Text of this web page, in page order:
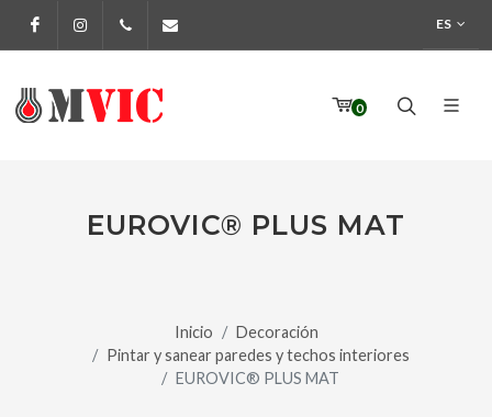
FacebookInstagram972 170 160 ES
0
EUROVIC® PLUS MAT
Inicio
Decoración
Pintar y sanear paredes y techos interiores
EUROVIC® PLUS MAT